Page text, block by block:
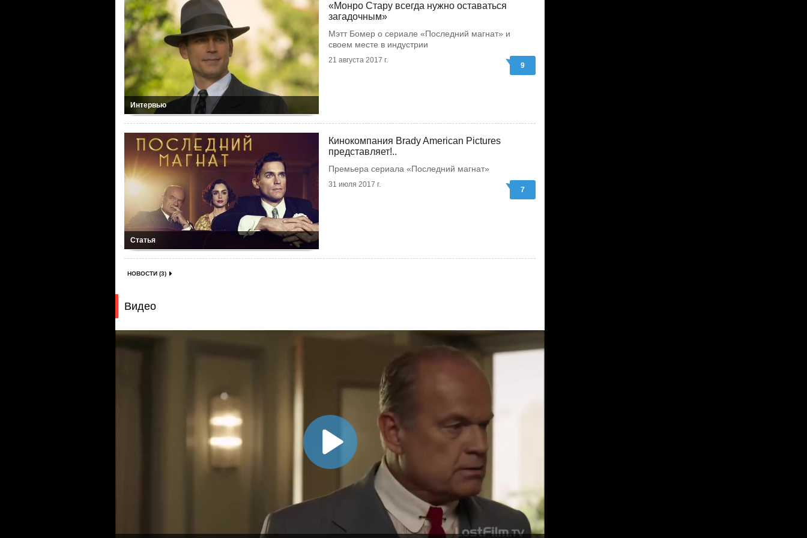
Интервью
«Монро Стару всегда нужно оставаться
загадочным»
Мэтт Бомер о сериале «Последний магнат» и
своем месте в индустрии
21 августа 2017 г.
9
Статья
Кинокомпания Brady American Pictures
представляет!..
Премьера сериала «Последний магнат»
31 июля 2017 г.
7
НОВОСТИ (3)
Видео